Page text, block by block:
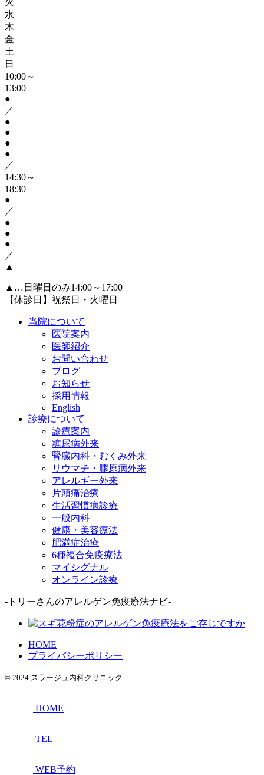
水
木
金
土
日
10:00～
13:00
●
／
●
●
●
●
／
14:30～
18:30
●
／
●
●
●
／
▲
▲ …日曜日のみ14:00～17:00
【休診日】祝祭日・火曜日
当院について
医院案内
医師紹介
お問い合わせ
ブログ
お知らせ
採用情報
English
診療について
診療案内
糖尿病外来
腎臓内科・むくみ外来
リウマチ・膠原病外来
アレルギー外来
片頭痛治療
生活習慣病診療
一般内科
健康・美容療法
肥満症治療
6種複合免疫療法
マイシグナル
オンライン診療
-トリーさんのアレルゲン免疫療法ナビ-
HOME
プライバシーポリシー
© 2024 スラージュ内科クリニック
HOME
TEL
WEB予約